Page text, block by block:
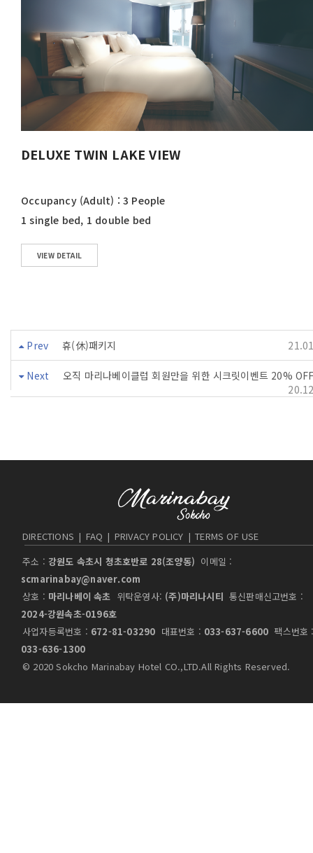
DELUXE TWIN LAKE VIEW
Occupancy (Adult) : 3 People
1 single bed, 1 double bed
VIEW DETAIL
Prev 휴(休)패키지
Next
오직 마리나베이클럽 회원만을 위한 시크릿이벤트 20%
DIRECTIONS | FAQ | PRIVACY POLICY | TERMS OF USE
주소 : 강원도 속초시 청초호반로 28(조양동) 이메일 :
scmarinabay@naver.com
상호 : 마리나베이 속초 위탁운영사: (주)마리나시티 통신판매신고번호 :
2024-강원속초-0196호
사업자등록번호 : 672-81-03290 대표번호 : 033-637-6600 팩스번호
033-636-1300
© 2020 Sokcho Marinabay Hotel CO.,LTD.All Rights Reserved.